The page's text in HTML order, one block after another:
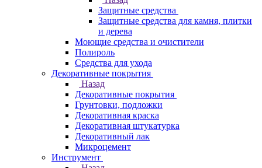
Защитные средства
Защитные средства для камня, плитки
и дерева
Моющие средства и очистители
Полироль
Средства для ухода
Декоративные покрытия
Назад
Декоративные покрытия
Грунтовки, подложки
Декоративная краска
Декоративная штукатурка
Декоративный лак
Микроцемент
Инструмент